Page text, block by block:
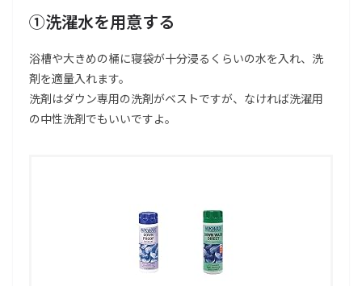
①洗濯水を用意する
浴槽や大きめの桶に寝袋が十分浸るくらいの水を入れ、洗
剤を適量入れます。
洗剤はダウン専用の洗剤がベストですが、なければ洗濯用
の中性洗剤でもいいですよ。